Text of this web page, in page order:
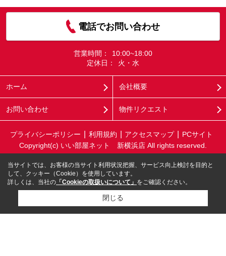
電話でお問い合わせ
営業時間：
10:00~18:00
定休日：
火・水
ホーム 会社概要
お問い合わせ 物件リクエスト
プライバシーポリシー 利用規約 アクセスマップ
PCサイト
Copyright(c) いい部屋ネット 新横浜店 All rights reserved.
当サイトでは、お客様の当サイト利用状況把握、サービス向上検討を目的と
して、クッキー（Cookie）を使用しています。
詳しくは、当社の 「Cookieの取扱いについて」 をご確認ください。
閉じる